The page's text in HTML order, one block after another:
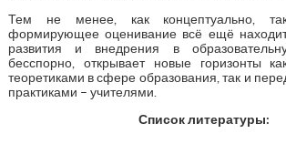
Тем не менее, как концептуально,
формирующее оценивание всё ещё
развития и внедрения в
бесспорно, открывает новые горизонты
теоретиками в сфере образования, так и
практиками – учителями.
Список литературы: